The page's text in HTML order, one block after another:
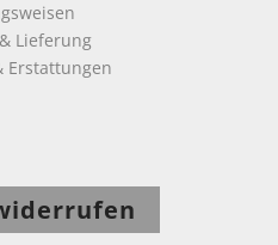
Lieferung
Erstattungen